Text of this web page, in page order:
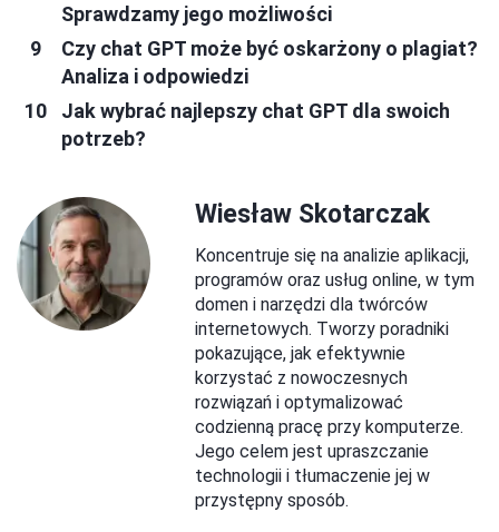
Sprawdzamy jego możliwości
Czy chat GPT może być oskarżony o plagiat?
Analiza i odpowiedzi
Jak wybrać najlepszy chat GPT dla swoich
potrzeb?
Wiesław Skotarczak
Koncentruje się na analizie aplikacji,
programów oraz usług online, w tym
domen i narzędzi dla twórców
internetowych. Tworzy poradniki
pokazujące, jak efektywnie
korzystać z nowoczesnych
rozwiązań i optymalizować
codzienną pracę przy komputerze.
Jego celem jest upraszczanie
technologii i tłumaczenie jej w
przystępny sposób.